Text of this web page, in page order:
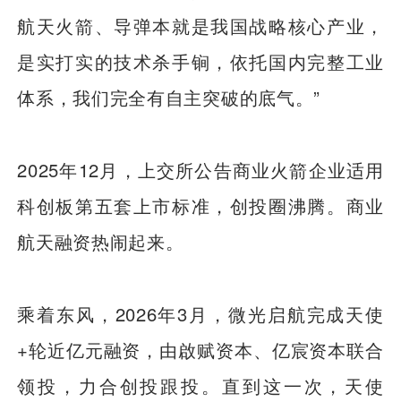
航天火箭、导弹本就是我国战略核心产业，
是实打实的技术杀手锏，依托国内完整工业
体系，我们完全有自主突破的底气。”
2025年12月，上交所公告商业火箭企业适用
科创板第五套上市标准，创投圈沸腾。商业
航天融资热闹起来。
乘着东风，2026年3月，微光启航完成天使
+轮近亿元融资，由啟赋资本、亿宸资本联合
领投，力合创投跟投。直到这一次，天使